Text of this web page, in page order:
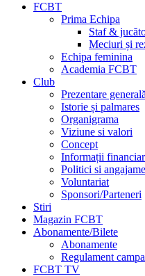
FCBT
Prima Echipa
Staf &
Meciuri și
Echipa feminina
Academia FCBT
Club
Prezentare generală
Istorie și palmares
Organigrama
Viziune si valori
Concept
Informații
Politici si
Voluntariat
Sponsori/Parteneri
Stiri
Magazin FCBT
Abonamente/Bilete
Abonamente
Regulament
FCBT TV